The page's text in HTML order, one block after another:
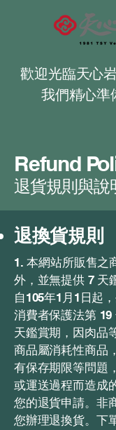
歡迎光臨天心
我們精心準
Refund
退貨規則與說
退換貨規則
1. 本網站所販售之
外，並無提供 7 天
自105年1月1日起
消費者保護法第
天鑑賞期，因肉品
商品屬消耗性商品
有保存期限等問題
或運送過程而造成
您的退貨申請。非
您辦理退換貨。下